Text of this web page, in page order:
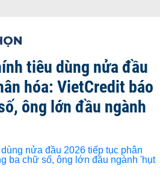
tiêu dùng nửa đầu
hóa: VietCredit báo
ông lớn đầu ngành